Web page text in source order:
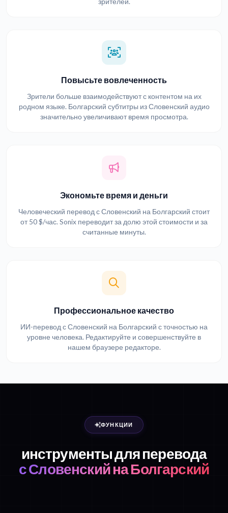
Повысьте вовлеченность
Зрители больше взаимодействуют с контентом на их
родном языке. Болгарский субтитры из Словенский аудио
значительно увеличивают время просмотра.
Экономьте время и деньги
Человеческий перевод с Словенский на Болгарский стоит
от 50 $/час. Sonix переводит за долю этой стоимости и за
считанные минуты.
Профессиональное качество
ИИ-перевод с Словенский на Болгарский с точностью на
уровне человека. Редактируйте и совершенствуйте в
нашем браузере редакторе.
ФУНКЦИИ
инструменты для перевода
с Словенский на Болгарский